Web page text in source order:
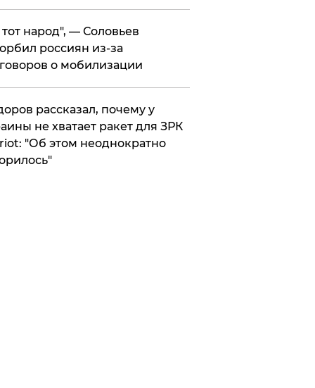
народ", — Соловьев
россиян из-за
о мобилизации
рассказал, почему у
не хватает ракет для ЗРК
"Об этом неоднократно